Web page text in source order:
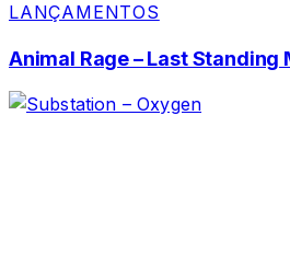
LANÇAMENTOS
Animal Rage – Last Standing